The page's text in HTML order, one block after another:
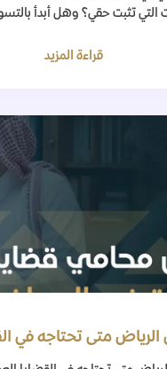
التي تثبت حقي؟ وهل أبدأ
قراءة المزيد
متى تحتاجه في